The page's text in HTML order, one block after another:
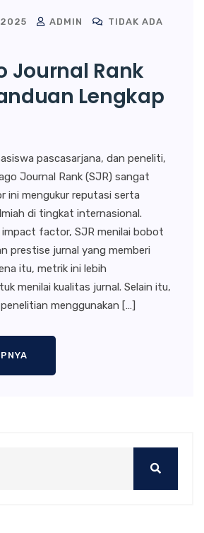
2025 ADMIN
TIDAK ADA
Journal Rank
Lengkap
pascasarjana, dan peneliti,
Journal Rank (SJR) sangat
ini mengukur reputasi serta
di tingkat internasional.
impact factor, SJR menilai bobot
prestise jurnal yang memberi
itu, metrik ini lebih
menilai kualitas jurnal. Selain itu,
menggunakan […]